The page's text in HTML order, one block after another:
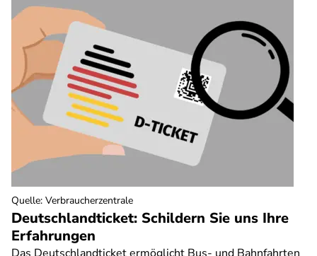
Deutschlandticket: Schildern Sie uns Ihre
Erfahrungen
Quelle: Verbraucherzentrale